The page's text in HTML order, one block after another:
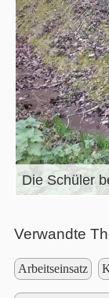
Die Schüler
Verwandte
Arbeitseinsatz